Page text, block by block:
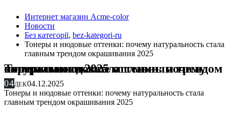
Интернет магазин Acme-color
Новости
Без категорії, bez-kategori-ru
Тонеры и нюдовые оттенки: почему натуральность стала
главным трендом окрашивания 2025
Тонеры и нюдовые оттенки: почему натуральность стала главным трендом окрашивания 2025
04ДЕК04.12.2025
Тонеры и нюдовые оттенки: почему натуральность стала
главным трендом окрашивания 2025